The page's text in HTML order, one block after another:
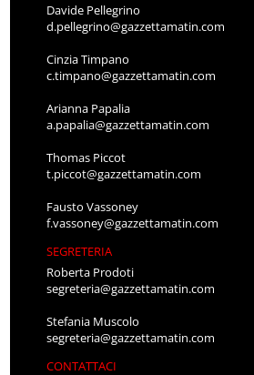
Davide Pellegrino
d.pellegrino@gazzettamatin.com
Cinzia Timpano
c.timpano@gazzettamatin.com
Arianna Papalia
a.papalia@gazzettamatin.com
Thomas Piccot
t.piccot@gazzettamatin.com
Fausto Vassoney
f.vassoney@gazzettamatin.com
SEGRETERIA
Roberta Prodoti
segreteria@gazzettamatin.com
Stefania Muscolo
segreteria@gazzettamatin.com
CONTATTACI